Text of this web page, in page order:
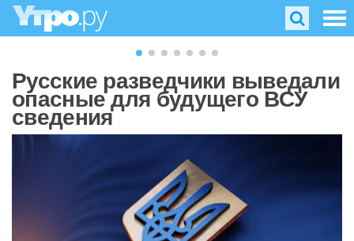
Русские разведчики выведали
опасные для будущего ВСУ
сведения